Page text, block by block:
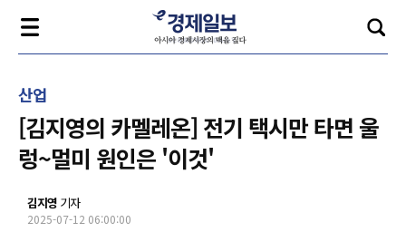
산업
[김지영의 카멜레온] 전기 택시만 타면 울
렁~멀미 원인은 '이것'
김지영 기자
2025-07-12 06:00:00